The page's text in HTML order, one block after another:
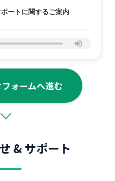
ートに関するご案内
ォームへ進む
& サポート